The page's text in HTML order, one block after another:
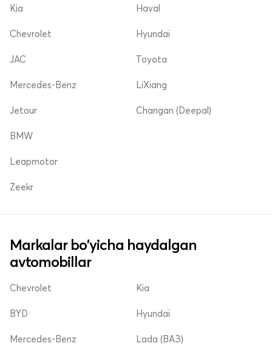
Kia
Chevrolet
Haval
Hyundai
JAC
Mercedes-Benz
Jetour
Toyota
LiXiang
Changan (Deepal)
BMW
Leapmotor
Zeekr
Markalar bo'yicha haydalgan
avtomobillar
Chevrolet
BYD
Mercedes-Benz
Kia
Hyundai
Lada (ВАЗ)